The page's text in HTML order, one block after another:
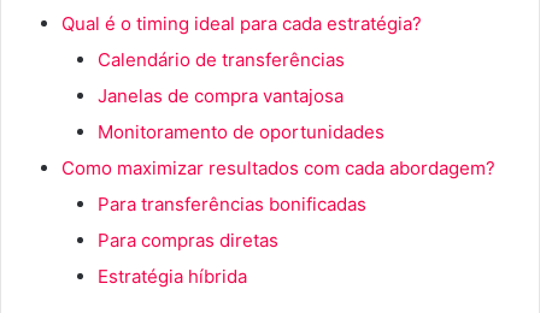
Qual é o timing ideal para cada estratégia?
Calendário de transferências
Janelas de compra vantajosa
Monitoramento de oportunidades
Como maximizar resultados com cada abordagem?
Para transferências bonificadas
Para compras diretas
Estratégia híbrida